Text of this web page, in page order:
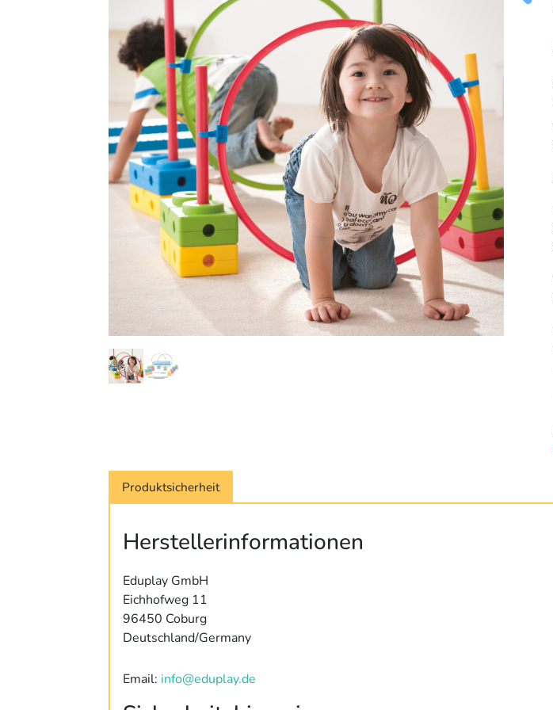
Produktsicherheit
Herstellerinformationen
Eduplay GmbH
Eichhofweg 11
96450 Coburg
Deutschland/Germany
Email: info@eduplay.de